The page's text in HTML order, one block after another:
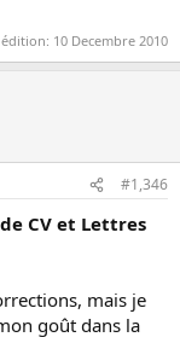
10 Decembre 2010
#1,346
CV et Lettres
mais je
goût dans la